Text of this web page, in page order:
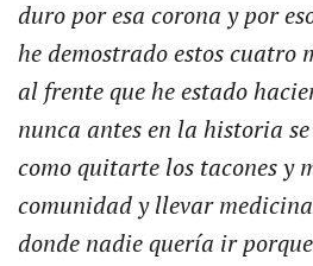
duro por esa corona y por
he demostrado estos cuatro
al frente que he estado
nunca antes en la historia
como quitarte los tacones y
comunidad y llevar
donde nadie quería ir